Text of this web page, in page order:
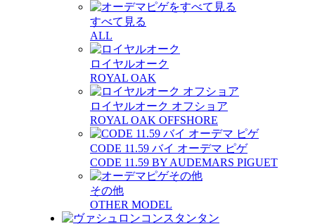
すべて見る
ALL
ロイヤルオーク
ROYAL OAK
ロイヤルオーク オフショア
ROYAL OAK OFFSHORE
CODE 11.59 バイ オーデマ ピゲ
CODE 11.59 BY AUDEMARS PIGUET
その他
OTHER MODEL